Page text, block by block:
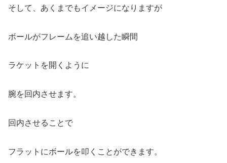
そして、あくまでもイメージになりますが
ボールがフレームを追い越した瞬間
ラケットを開くように
腕を回内させます。
回内させることで
フラットにボールを叩くことができます。